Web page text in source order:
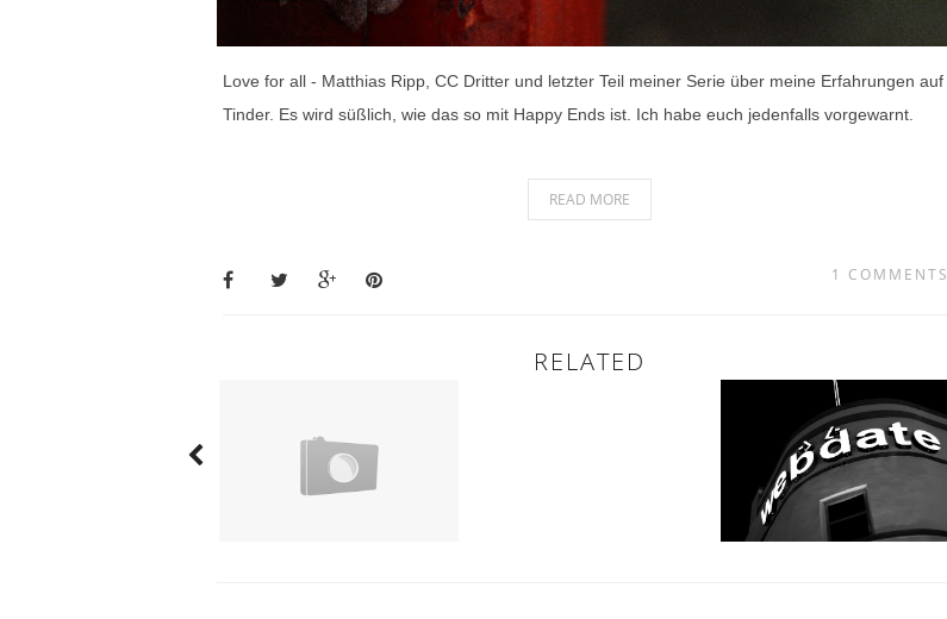
Love for all - Matthias Ripp, CC Dritter und letzter Teil meiner Serie über meine Erfahrungen auf
Tinder. Es wird süßlich, wie das so mit Happy Ends ist. Ich habe euch jedenfalls vorgewarnt.
READ MORE
1 COMMENTS
RELATED